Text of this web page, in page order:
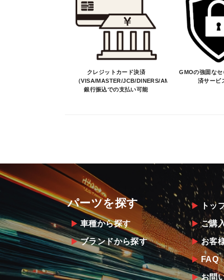
クレジットカード決済
（VISA/MASTER/JCB/DINERS/AMEX）、
銀行振込での支払い可能
GMOの強固なセ
済サービ
パーツを探す
車種から探す
ブランドから探す
トッ
ご購
お客
FAQ
お問